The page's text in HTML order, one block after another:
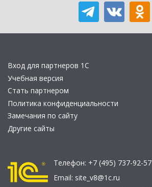
Вход для партнеров 1С
Учебная версия
Стать партнером
Политика конфиденциальности
Замечания по сайту
Другие сайты
Телефон: +7 (495) 737-92-57
Email: site_v8@1c.ru